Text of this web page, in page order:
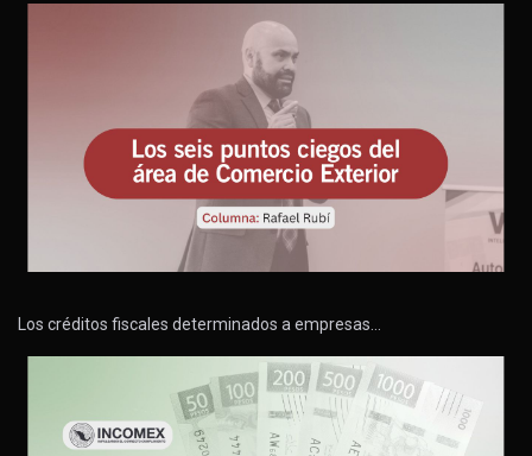
Los créditos fiscales determinados a empresas…